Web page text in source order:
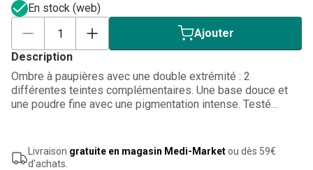
En stock (web)
Ajouter
Description
Ombre à paupières avec une double extrémité : 2
différentes teintes complémentaires. Une base douce et
une poudre fine avec une pigmentation intense. Testé
Livraison gratuite en magasin Medi-Marketou dès 59€
d’achats.